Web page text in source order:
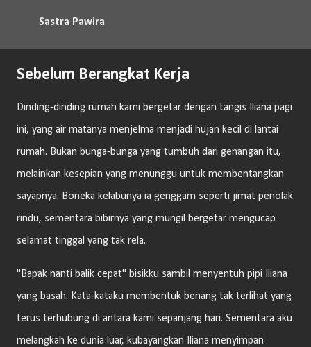
Langsung ke konten utama
Sastra Pawira
Sebelum Berangkat Kerja
Dinding-dinding rumah kami bergetar dengan tangis Iliana pagi
ini, yang air matanya menjelma menjadi hujan kecil di lantai
rumah. Bukan bunga-bunga yang tumbuh dari genangan itu,
melainkan kesepian yang menunggu untuk membentangkan
sayapnya. Boneka kelabunya ia genggam seperti jimat penolak
rindu, sementara bibirnya yang mungil bergetar mengucap
selamat tinggal yang tak rela.
"Bapak nanti balik cepat" bisikku sambil menyentuh pipi Iliana
yang basah. Kata-kataku membentuk benang tak terlihat yang
terus terhubung di antara kami sepanjang hari. Sementara aku
melangkah ke dunia luar, kubayangkan Iliana menyimpan